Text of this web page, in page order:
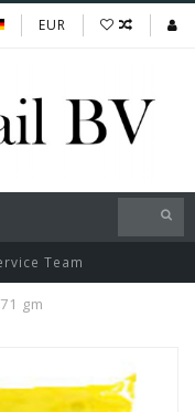
EUR
Team
gm